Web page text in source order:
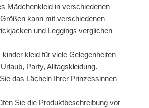
Mädchenkleid in verschiedenen
kann mit verschiedenen
und Leggings verglichen
kinder kleid für viele Gelegenheiten
Party, Alltagskleidung.
das Lächeln Ihrer Prinzessinnen
Sie die Produktbeschreibung vor